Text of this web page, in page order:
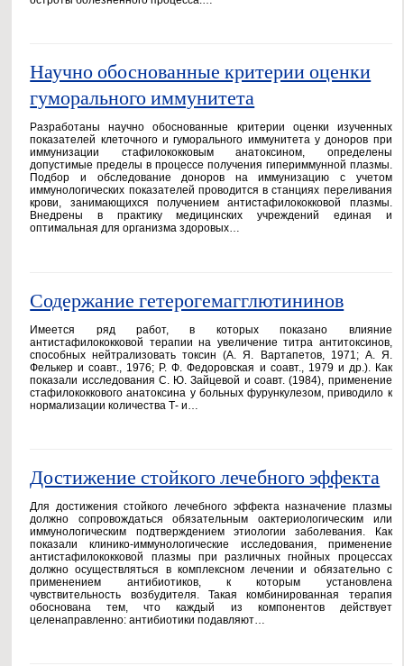
Научно обоснованные критерии оценки
гуморального иммунитета
Разработаны научно обоснованные критерии оценки изученных
показателей клеточного и гуморального иммунитета у доноров при
иммунизации стафилококковым анатоксином, определены
допустимые пределы в процессе получения гипериммунной плазмы.
Подбор и обследование доноров на иммунизацию с учетом
иммунологических показателей проводится в станциях переливания
крови, занимающихся получением антистафилококковой плазмы.
Внедрены в практику медицинских учреждений единая и
оптимальная для организма здоровых…
Содержание гетерогемагглютининов
Имеется ряд работ, в которых показано влияние
антистафилококковой терапии на увеличение титра антитоксинов,
способных нейтрализовать токсин (А. Я. Вартапетов, 1971; А. Я.
Фелькер и соавт., 1976; Р. Ф. Федоровская и соавт., 1979 и др.). Как
показали исследования С. Ю. Зайцевой и соавт. (1984), применение
стафилококкового анатоксина у больных фурункулезом, приводило к
нормализации количества Т- и…
Достижение стойкого лечебного эффекта
Для достижения стойкого лечебного эффекта назначение плазмы
должно сопровождаться обязательным оактериологическим или
иммунологическим подтверждением этиологии заболевания. Как
показали клинико-иммунологические исследования, применение
антистафилококковой плазмы при различных гнойных процессах
должно осуществляться в комплексном лечении и обязательно с
применением антибиотиков, к которым установлена
чувствительность возбудителя. Такая комбинированная терапия
обоснована тем, что каждый из компонентов действует
целенаправленно: антибиотики подавляют…